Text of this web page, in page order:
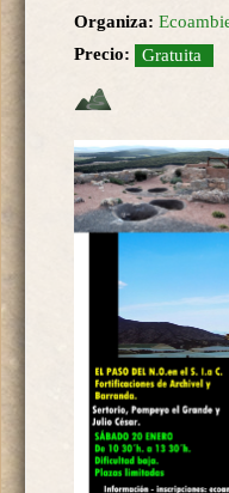
Organiza:
Precio:
Gratuita